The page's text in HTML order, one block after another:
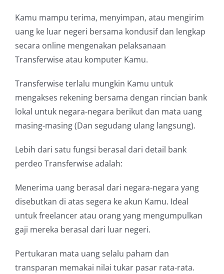
Kamu mampu terima, menyimpan, atau mengirim
uang ke luar negeri bersama kondusif dan lengkap
secara online mengenakan pelaksanaan
Transferwise atau komputer Kamu.
Transferwise terlalu mungkin Kamu untuk
mengakses rekening bersama dengan rincian bank
lokal untuk negara-negara berikut dan mata uang
masing-masing (Dan segudang ulang langsung).
Lebih dari satu fungsi berasal dari detail bank
perdeo Transferwise adalah:
Menerima uang berasal dari negara-negara yang
disebutkan di atas segera ke akun Kamu. Ideal
untuk freelancer atau orang yang mengumpulkan
gaji mereka berasal dari luar negeri.
Pertukaran mata uang selalu paham dan
transparan memakai nilai tukar pasar rata-rata.